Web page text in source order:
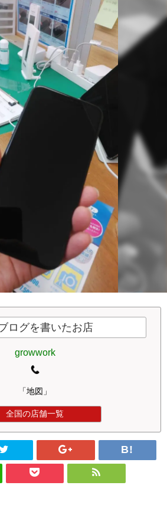
ログを書いたお店
growwork
「地図」
全国の店舗一覧